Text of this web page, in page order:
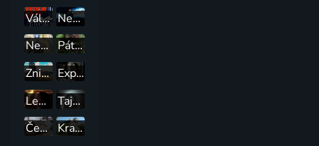
Válečné továrny
Nevysvětlitelná tajemství s Williamem Shatnerem
Neuvěřitelné železnice
Pátrání po monstrech
Zničená minulost
Expedition Files
Legendy minulosti s Megan Foxovou
Tajné nacistické základny
České tajemno
Krajinou příběhů českých hradů známých i neznámých